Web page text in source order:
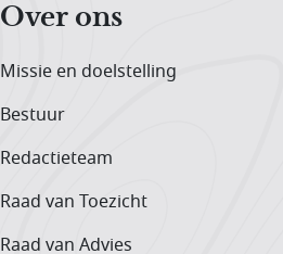
Over ons
Missie en doelstelling
Bestuur
Redactieteam
Raad van Toezicht
Raad van Advies